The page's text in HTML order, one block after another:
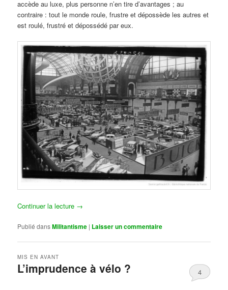
accède au luxe, plus personne n’en tire d’avantages ; au
contraire : tout le monde roule, frustre et dépossède les autres et
est roulé, frustré et dépossédé par eux.
Continuer la lecture →
Publié dansMilitantisme | Laisser un commentaire
L’imprudence à vélo ?
MIS EN AVANT
4